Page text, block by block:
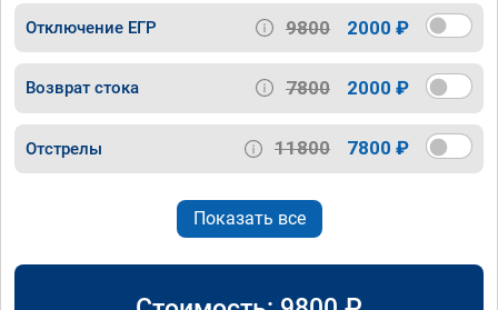
Отключение ЕГР 9800 2000 ₽
Возврат стока 7800 2000 ₽
Отстрелы 11800 7800 ₽
Показать все